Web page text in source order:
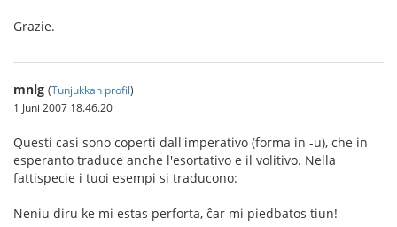
Grazie.
mnlg (Tunjukkan profil)
1 Juni 2007 18.46.20
Questi casi sono coperti dall'imperativo (forma in -u), che in
esperanto traduce anche l'esortativo e il volitivo. Nella
fattispecie i tuoi esempi si traducono:
Neniu diru ke mi estas perforta, ĉar mi piedbatos tiun!